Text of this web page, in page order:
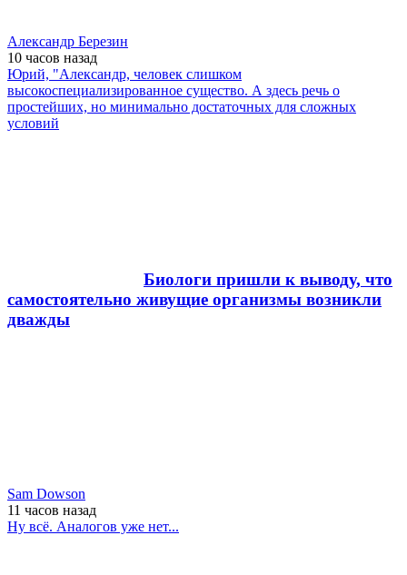
Александр Березин
10 часов назад
Юрий, "Александр, человек слишком
высокоспециализированное существо. А здесь речь о
простейших, но минимально достаточных для сложных
условий
Биологи пришли к выводу, что
самостоятельно живущие организмы возникли
дважды
Sam Dowson
11 часов назад
Ну всё. Аналогов уже нет...